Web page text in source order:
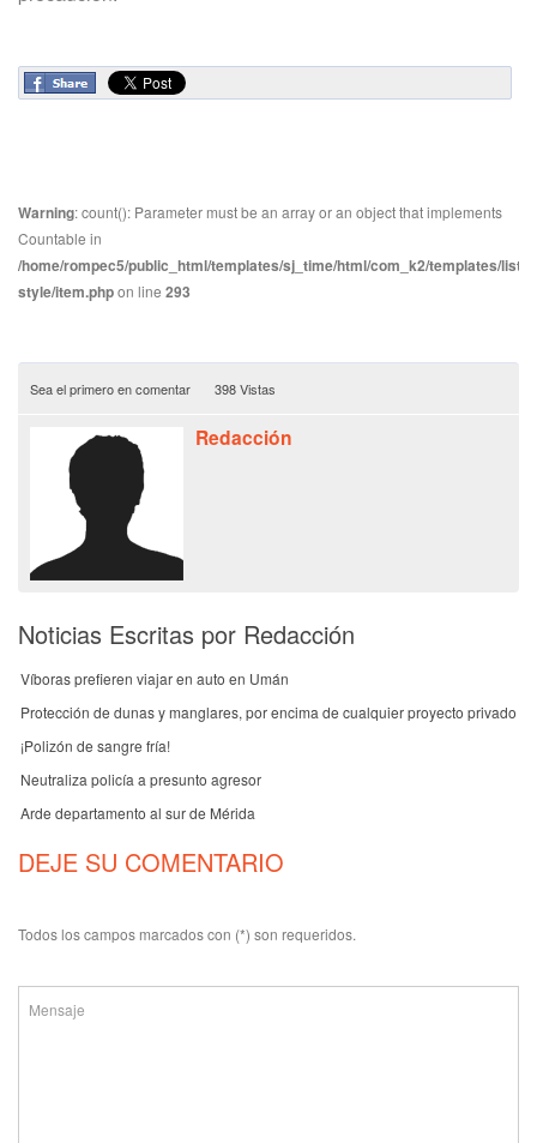
Warning: count(): Parameter must be an array or an object that implements
Countable in
/home/rompec5/public_html/templates/sj_time/html/com_k2/templates/
style/item.phpon line 293
Sea el primero en comentar 398 Vistas
Redacción
Noticias Escritas por Redacción
Víboras prefieren viajar en auto en Umán
Protección de dunas y manglares, por encima de cualquier proyecto privado
¡Polizón de sangre fría!
Neutraliza policía a presunto agresor
Arde departamento al sur de Mérida
DEJE SU COMENTARIO
Todos los campos marcados con (*) son requeridos.